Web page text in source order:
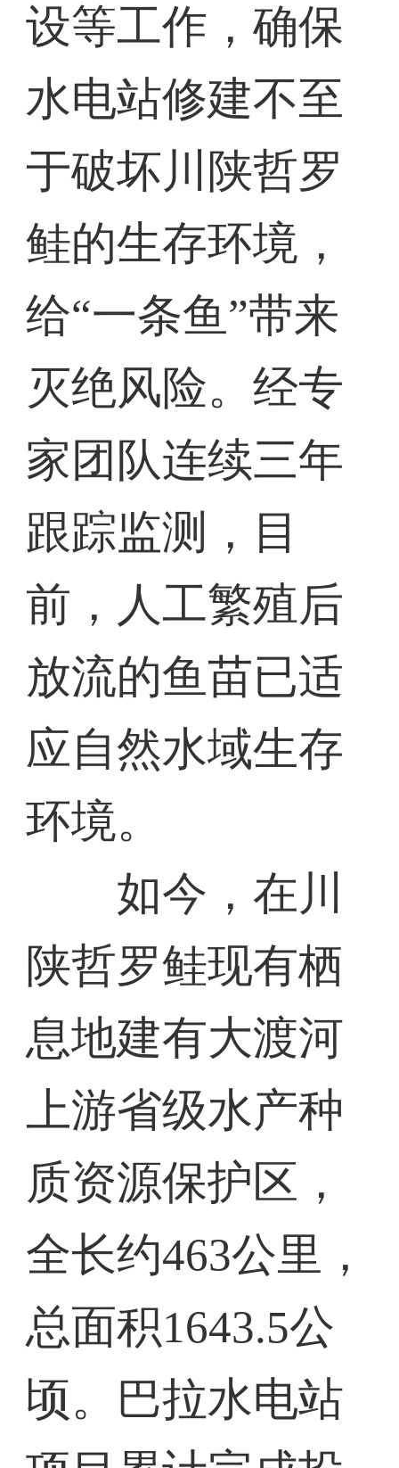
设等工作，确保
水电站修建不至
于破坏川陕哲罗
鲑的生存环境，
给“一条鱼”带来
灭绝风险。经专
家团队连续三年
跟踪监测，目
前，人工繁殖后
放流的鱼苗已适
应自然水域生存
环境。
如今，在川
陕哲罗鲑现有栖
息地建有大渡河
上游省级水产种
质资源保护区，
全长约463公里，
总面积1643.5公
顷。巴拉水电站